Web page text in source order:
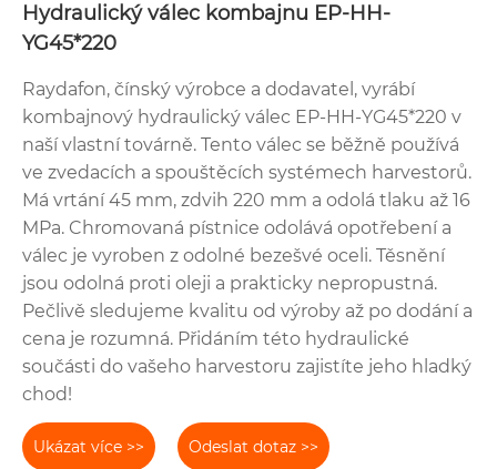
Hydraulický válec kombajnu EP-HH-
YG45*220
Raydafon, čínský výrobce a dodavatel, vyrábí
kombajnový hydraulický válec EP-HH-YG45*220 v
naší vlastní továrně. Tento válec se běžně používá
ve zvedacích a spouštěcích systémech harvestorů.
Má vrtání 45 mm, zdvih 220 mm a odolá tlaku až 16
MPa. Chromovaná pístnice odolává opotřebení a
válec je vyroben z odolné bezešvé oceli. Těsnění
jsou odolná proti oleji a prakticky nepropustná.
Pečlivě sledujeme kvalitu od výroby až po dodání a
cena je rozumná. Přidáním této hydraulické
součásti do vašeho harvestoru zajistíte jeho hladký
chod!
Ukázat více >> Odeslat dotaz >>